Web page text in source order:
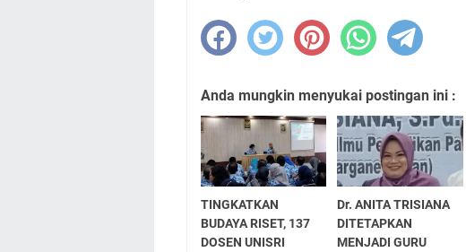
Anda mungkin menyukai postingan ini :
TINGKATKAN
BUDAYA RISET, 137
DOSEN UNISRI
Dr. ANITA TRISIANA
DITETAPKAN
MENJADI GURU